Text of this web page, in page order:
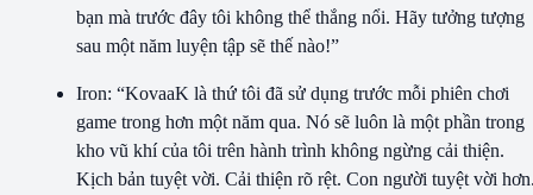
bạn mà trước đây tôi không thể thắng nổi. Hãy tưởng tượng
sau một năm luyện tập sẽ thế nào!”
Iron: “KovaaK là thứ tôi đã sử dụng trước mỗi phiên chơi
game trong hơn một năm qua. Nó sẽ luôn là một phần trong
kho vũ khí của tôi trên hành trình không ngừng cải thiện.
Kịch bản tuyệt vời. Cải thiện rõ rệt. Con người tuyệt vời